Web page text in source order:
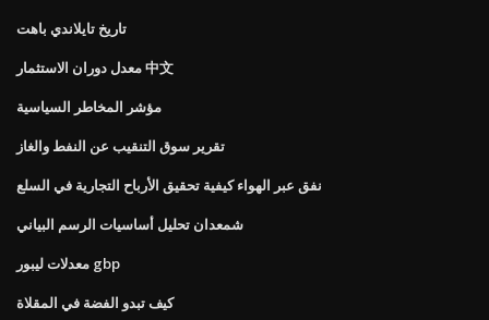
تاريخ تايلاندي باهت
معدل دوران الاستثمار 中文
مؤشر المخاطر السياسية
تقرير سوق التنقيب عن النفط والغاز
نفق عبر الهواء كيفية تحقيق الأرباح التجارية في السلع
شمعدان تحليل أساسيات الرسم البياني
معدلات ليبور gbp
كيف تبدو الفضة في المقلاة